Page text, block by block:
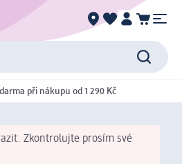
při nákupu od 1 290 Kč
Zkontrolujte prosím své